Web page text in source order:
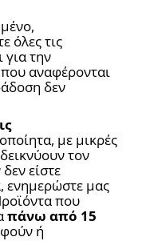
όλες τις
για την
δεν
με μικρές
τον
είστε
ενημερώστε μας
που
πάνω από 15
ή